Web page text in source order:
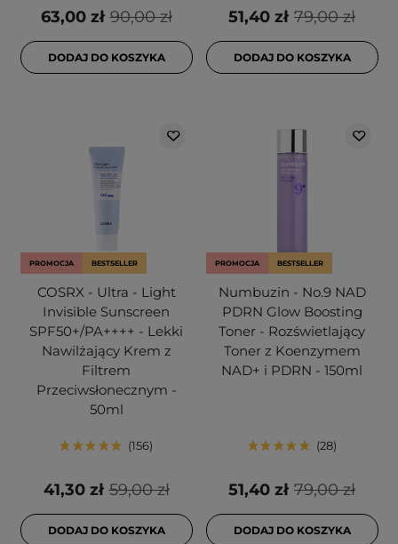
90,00 zł
63,00 zł
DODAJ DO KOSZYKA
79,00 zł
51,40 zł
DODAJ DO KOSZYKA
PROMOCJA BESTSELLER
COSRX - Ultra - Light
Invisible Sunscreen
SPF50+/PA++++ - Lekki
Nawilżający Krem z
Filtrem
Przeciwsłonecznym -
50ml
156
59,00 zł
41,30 zł
DODAJ DO KOSZYKA
PROMOCJA BESTSELLER
Numbuzin - No.9 NAD
PDRN Glow Boosting
Toner - Rozświetlający
Toner z Koenzymem
NAD+ i PDRN - 150ml
28
79,00 zł
51,40 zł
DODAJ DO KOSZYKA